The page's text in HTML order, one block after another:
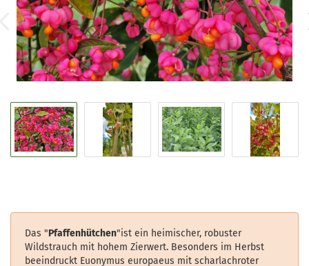
Das "Pfaffenhütchen"ist ein heimischer, robuster
Wildstrauch mit hohem Zierwert. Besonders im Herbst
beeindruckt Euonymus europaeus mit scharlachroter